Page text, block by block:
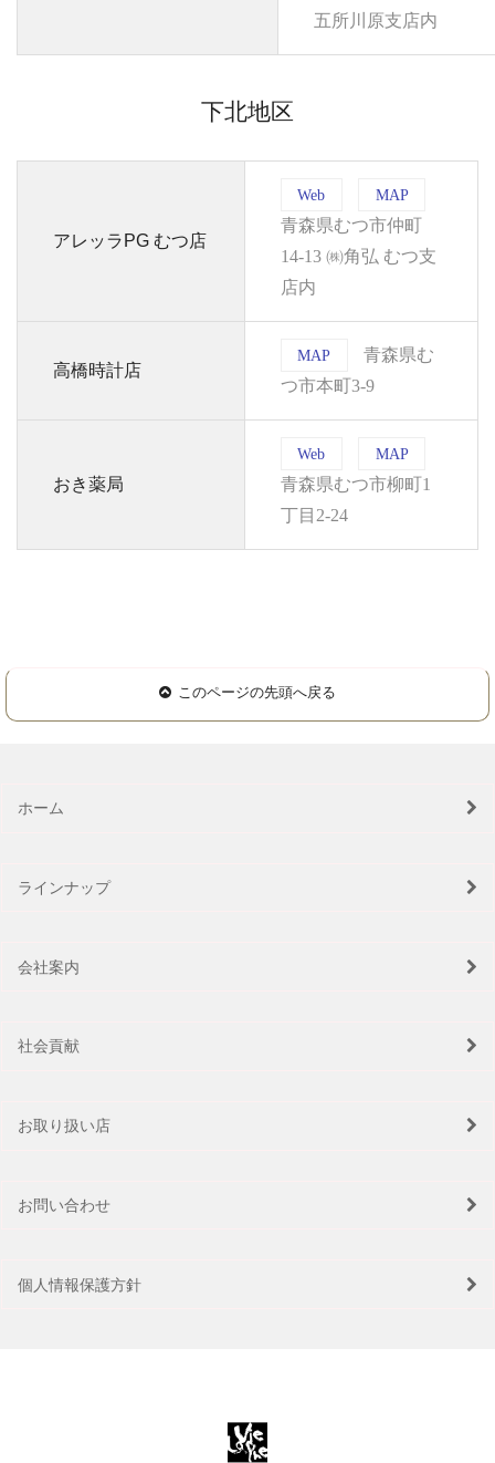
五所川原支店内
下北地区
アレッラPG むつ店
Web MAP
青森県むつ市仲町
14-13 ㈱角弘 むつ支
店内
高橋時計店
MAP
青森県む
つ市本町3-9
おき薬局
Web MAP
青森県むつ市柳町1
丁目2-24
このページの先頭へ戻る
ホーム
ラインナップ
会社案内
社会貢献
お取り扱い店
お問い合わせ
個人情報保護方針